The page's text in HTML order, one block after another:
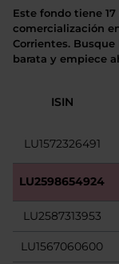
Este fondo tiene
comercialización
Corrientes.
barata y empiece
ISIN
LU1572326491
LU2598654924
LU2587313953
LU1567060600